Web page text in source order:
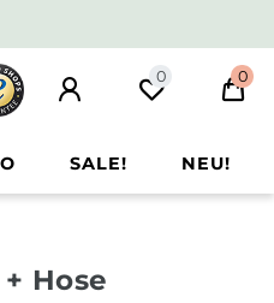
0 0
SALE! NEU!
Hose